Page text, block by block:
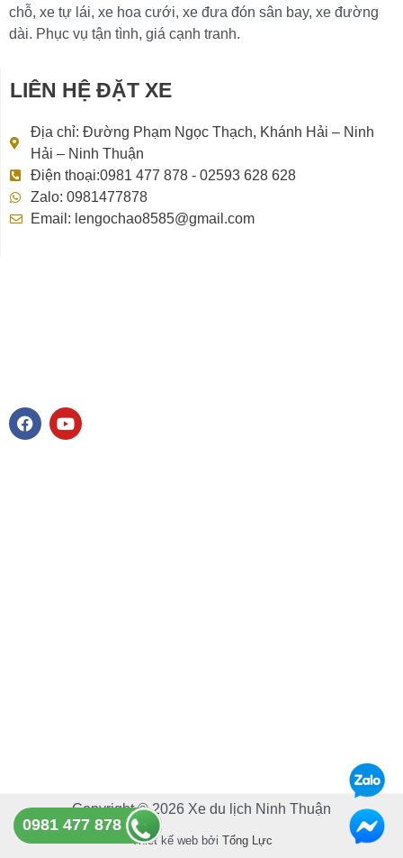
chỗ, xe tự lái, xe hoa cưới, xe đưa đón sân bay, xe đường
dài. Phục vụ tận tình, giá cạnh tranh.
LIÊN HỆ ĐẶT XE
Địa chỉ: Đường Phạm Ngọc Thạch, Khánh Hải – Ninh
Hải – Ninh Thuận
Điện thoại:0981 477 878 - 02593 628 628
Zalo: 0981477878
Email: lengochao8585@gmail.com
F
a
Y
o
Copyright © 2026 Xe du lịch Ninh Thuận
Thiết kế web bởi Tổng Lực
0981 477 878